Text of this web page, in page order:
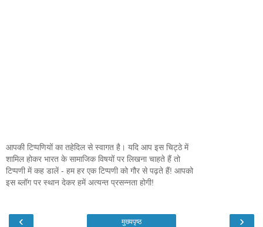
आपकी टिप्पणियों का तहेदिल से स्वागत है। यदि आप इस चिट्ठे में
शामिल होकर भारत के सामाजिक विषयों पर लिखना चाहते हैं तो
टिप्पणी में कह डालें - हम हर एक टिप्पणी को गौर से पढ़ते हैं! आपको
इस ब्लॉग पर स्थान देकर हमें अत्यन्त प्रसन्नता होगी!
‹ ›
मुख्यपृष्ठ